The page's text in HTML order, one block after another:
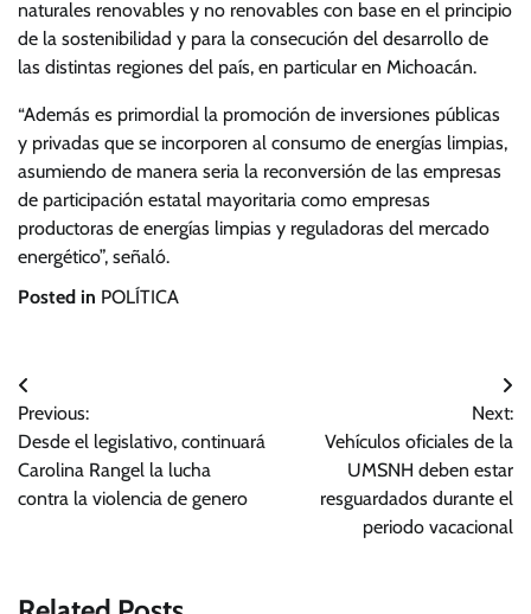
naturales renovables y no renovables con base en el principio
de la sostenibilidad y para la consecución del desarrollo de
las distintas regiones del país, en particular en Michoacán.
“Además es primordial la promoción de inversiones públicas
y privadas que se incorporen al consumo de energías limpias,
asumiendo de manera seria la reconversión de las empresas
de participación estatal mayoritaria como empresas
productoras de energías limpias y reguladoras del mercado
energético”, señaló.
Posted in POLÍTICA
Navegación
de
entradas
Previous:
Desde el legislativo, continuará
Carolina Rangel la lucha
contra la violencia de genero
Next:
Vehículos oficiales de la
UMSNH deben estar
resguardados durante el
periodo vacacional